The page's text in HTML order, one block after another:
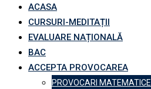
ACASA
CURSURI-MEDITAȚII
EVALUARE NAȚIONALĂ
BAC
ACCEPTA PROVOCAREA
PROVOCARI MATEMATICE